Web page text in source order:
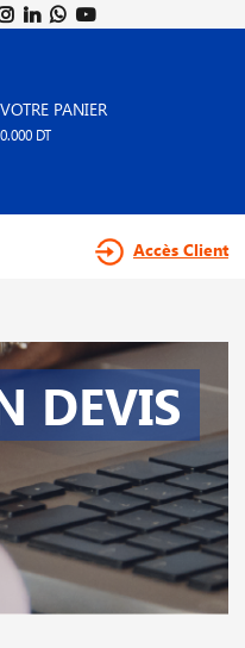
VOTRE PANIER
0.000 DT
Accès Client
DEVIS